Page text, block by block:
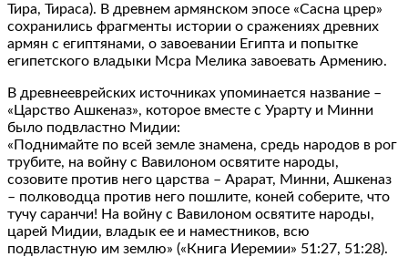
Тира, Тираса). В древнем армянском эпосе «Сасна црер»
сохранились фрагменты истории о сражениях древних
армян с египтянами, о завоевании Египта и попытке
египетского владыки Мсра Мелика завоевать Армению.
В древнееврейских источниках упоминается название –
«Царство Ашкеназ», которое вместе с Урарту и Минни
было подвластно Мидии:
«Поднимайте по всей земле знамена, средь народов в рог
трубите, на войну с Вавилоном освятите народы,
созовите против него царства – Арарат, Минни, Ашкеназ
– полководца против него пошлите, коней соберите, что
тучу саранчи! На войну с Вавилоном освятите народы,
царей Мидии, владык ее и наместников, всю
подвластную им землю» («Книга Иеремии» 51:27, 51:28).